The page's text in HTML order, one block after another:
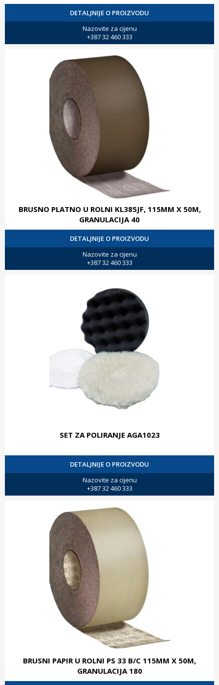
DETALJNIJE O PROIZVODU
Nazovite za cijenu
+387 32 460 333
BRUSNO PLATNO U ROLNI KL385JF, 115MM X 50M,
GRANULACIJA 40
DETALJNIJE O PROIZVODU
Nazovite za cijenu
+387 32 460 333
SET ZA POLIRANJE AGA1023
DETALJNIJE O PROIZVODU
Nazovite za cijenu
+387 32 460 333
BRUSNI PAPIR U ROLNI PS 33 B/C 115MM X 50M,
GRANULACIJA 180